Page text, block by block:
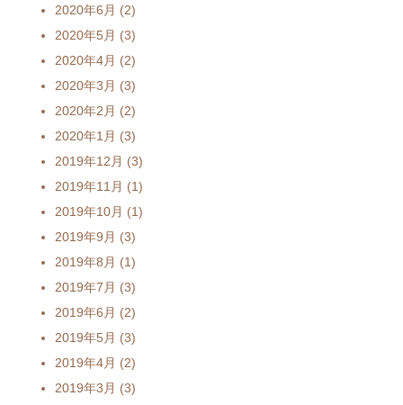
2020年6月 (2)
2020年5月 (3)
2020年4月 (2)
2020年3月 (3)
2020年2月 (2)
2020年1月 (3)
2019年12月 (3)
2019年11月 (1)
2019年10月 (1)
2019年9月 (3)
2019年8月 (1)
2019年7月 (3)
2019年6月 (2)
2019年5月 (3)
2019年4月 (2)
2019年3月 (3)